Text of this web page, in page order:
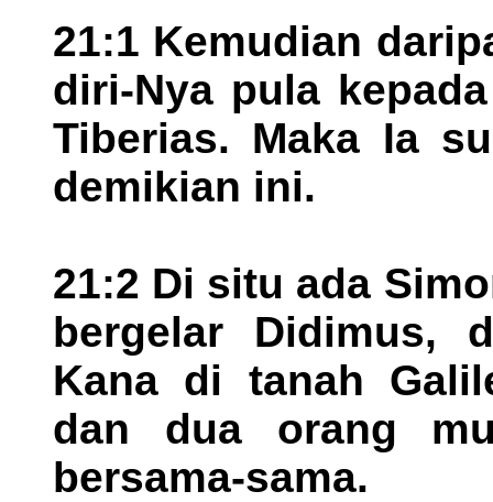
21:1 Kemudian
diri-Nya pula
Tiberias. Maka Ia
demikian ini.
21:2 Di situ ada
bergelar Didimus,
Kana di tanah
dan dua orang
bersama-sama.